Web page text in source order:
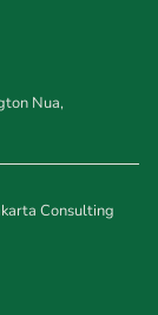
Nua,
Consulting